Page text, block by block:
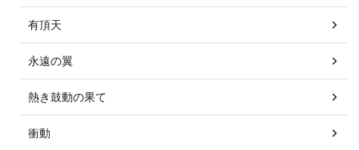
有頂天
永遠の翼
熱き鼓動の果て
衝動